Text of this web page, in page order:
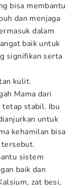
bisa membantu
dan menjaga
dalam
baik untuk
signifikan serta
kulit.
Mama dari
tetap stabil. Ibu
untuk
kehamilan bisa
sistem
baik dan
zat besi,